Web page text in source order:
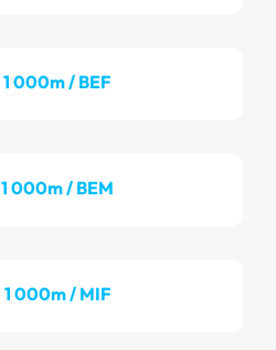
1 000m / BEF
1 000m / BEM
1 000m / MIF